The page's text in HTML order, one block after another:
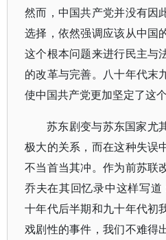
然而，中国共产党并没有因
选择，依然强调应该从中国
这个根本问题来进行民主与
的改革与完善。八十年代末
使中国共产党更加坚定了这
苏东剧变与苏东国家尤
极大的关系，而在这种失误
不当首当其冲。作为前苏联
乔夫在其回忆录中这样写
十年代后半期和九十年代初
戏剧性的事件，我们不难得